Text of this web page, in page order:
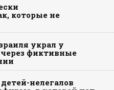
которые не
украл у
фиктивные
нелегалов